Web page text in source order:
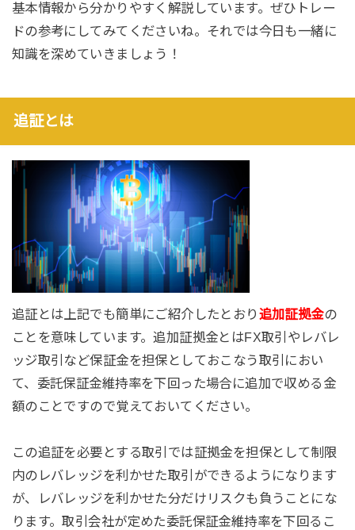
基本情報から分かりやすく解説しています。ぜひトレー
ドの参考にしてみてくださいね。それでは今日も一緒に
知識を深めていきましょう！
追証とは
追証とは上記でも簡単にご紹介したとおり 追加証拠金の
ことを意味しています。追加証拠金とはFX取引やレバレ
ッジ取引など保証金を担保としておこなう取引におい
て、委託保証金維持率を下回った場合に追加で収める金
額のことですので覚えておいてください。
この追証を必要とする取引では証拠金を担保として制限
内のレバレッジを利かせた取引ができるようになります
が、レバレッジを利かせた分だけリスクも負うことにな
ります。取引会社が定めた委託保証金維持率を下回るこ